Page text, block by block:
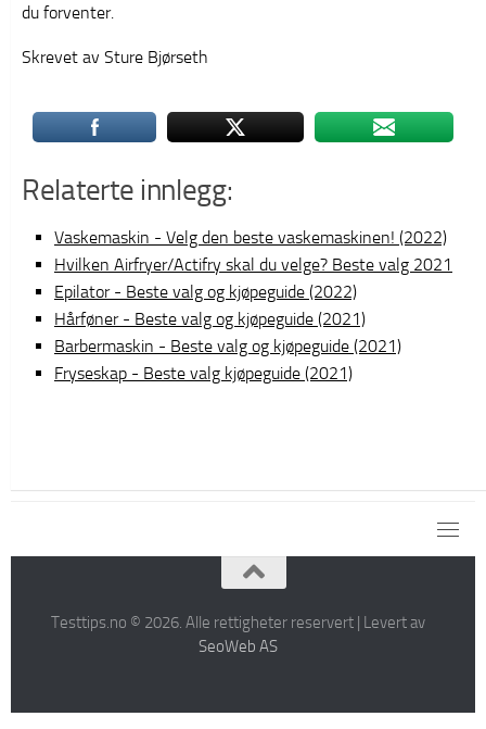
du forventer.
Skrevet av Sture Bjørseth
Relaterte innlegg:
Vaskemaskin - Velg den beste vaskemaskinen! (2022)
Hvilken Airfryer/Actifry skal du velge? Beste valg 2021
Epilator - Beste valg og kjøpeguide (2022)
Hårføner - Beste valg og kjøpeguide (2021)
Barbermaskin - Beste valg og kjøpeguide (2021)
Fryseskap - Beste valg kjøpeguide (2021)
Testtips.no © 2026. Alle rettigheter reservert | Levert av
SeoWeb AS